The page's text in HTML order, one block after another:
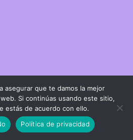
asegurar que te damos la mejor
Si continúas usando este sitio,
estás de acuerdo con ello.
Política de privacidad